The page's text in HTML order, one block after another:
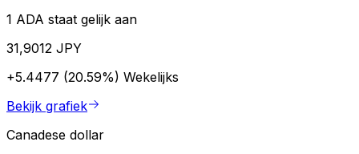
1 ADA staat gelijk aan
31,9012 JPY
+5.4477 (20.59%) Wekelijks
Bekijk grafiek
Canadese dollar